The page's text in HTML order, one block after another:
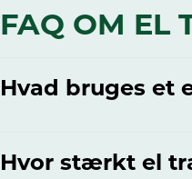
FAQ OM EL
Hvad bruges et
Hvor stærkt el